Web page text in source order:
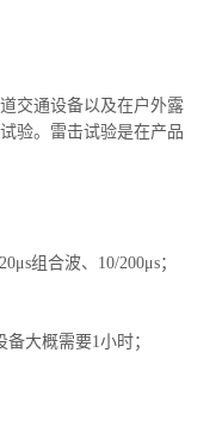
交通设备以及在户外露
验。雷击试验是在产品
组合波、10/200μs；
大概需要1小时；